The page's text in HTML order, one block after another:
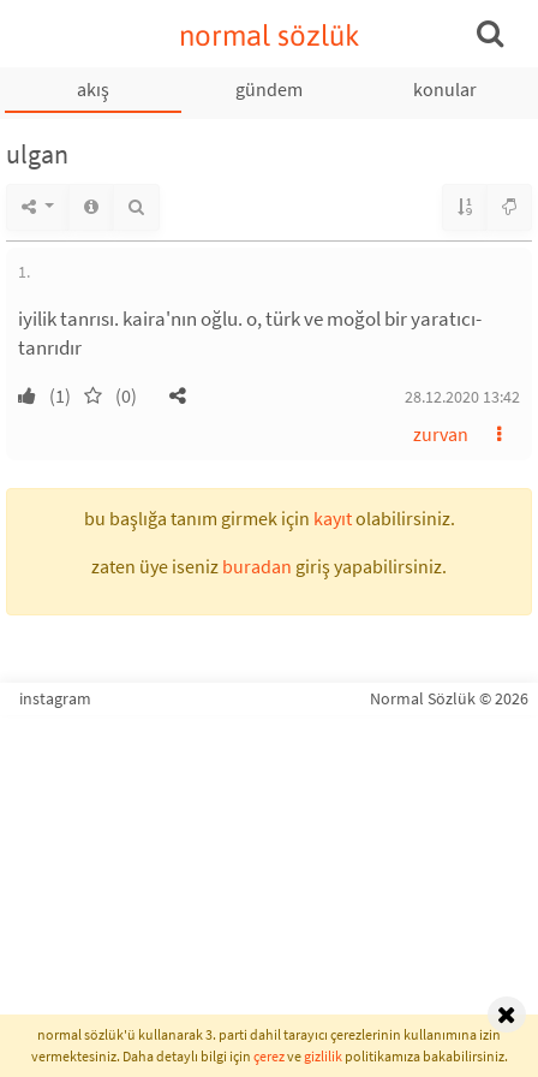
normal sözlük
akış gündem konular
ulgan
1.
iyilik tanrısı. kaira'nın oğlu. o, türk ve moğol bir yaratıcı-
tanrıdır
(1) (0) 28.12.2020 13:42
zurvan
bu başlığa tanım girmek için kayıtolabilirsiniz.
zaten üye iseniz buradan giriş yapabilirsiniz.
instagram Normal Sözlük © 2026
normal sözlük'ü kullanarak 3. parti dahil tarayıcı çerezlerinin kullanımına izin
vermektesiniz. Daha detaylı bilgi için çerezvegizlilikpolitikamıza bakabilirsiniz.